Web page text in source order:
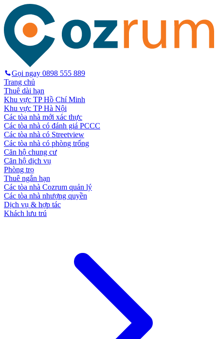
Gọi ngay 0898 555 889
Trang chủ
Thuê dài hạn
Khu vực TP Hồ Chí Minh
Khu vực TP Hà Nội
Các tòa nhà mới xác thực
Các tòa nhà có đánh giá PCCC
Các tòa nhà có Streetview
Các tòa nhà có phòng trống
Căn hộ chung cư
Căn hộ dịch vụ
Phòng trọ
Thuê ngắn hạn
Các tòa nhà Cozrum quản lý
Các tòa nhà nhượng quyền
Dịch vụ & hợp tác
Khách lưu trú